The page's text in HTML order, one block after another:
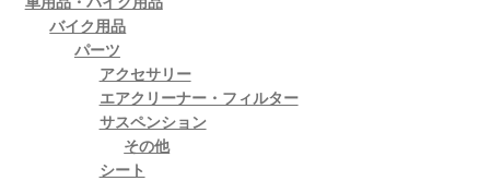
バイク用品
パーツ
アクセサリー
エアクリーナー・フィルター
サスペンション
その他
シート